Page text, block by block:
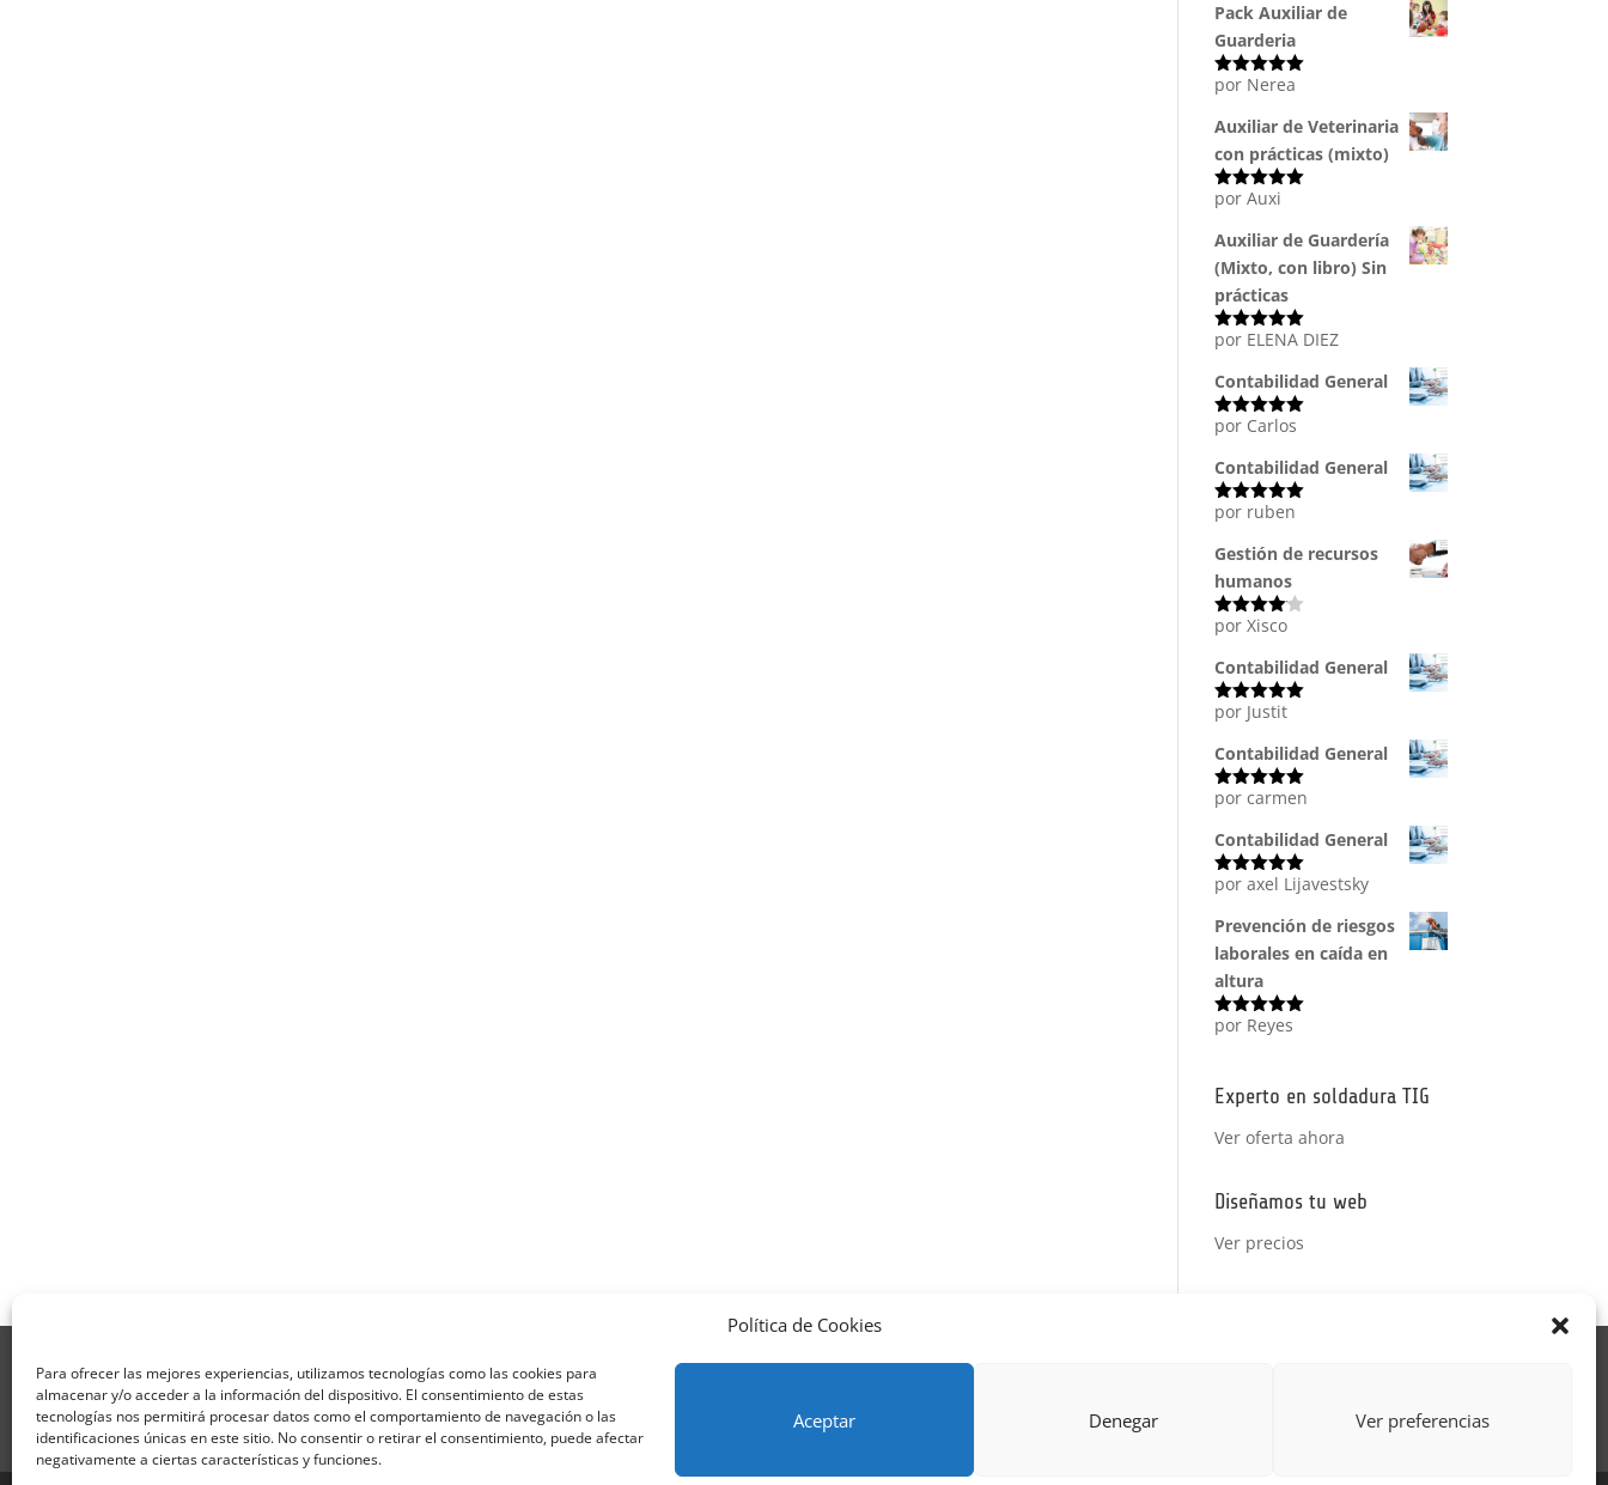
Política de Cookies
Para ofrecer las mejores experiencias, utilizamos tecnologías como las cookies para
almacenar y/o acceder a la información del dispositivo. El consentimiento de estas
tecnologías nos permitirá procesar datos como el comportamiento de navegación o las
identificaciones únicas en este sitio. No consentir o retirar el consentimiento, puede afectar
negativamente a ciertas características y funciones.
Aceptar Denegar Ver preferencias
Pack Auxiliar de
Guarderia
Valorado
por Nerea
Auxiliar de Veterinaria
con prácticas (mixto)
Valorado
por Auxi
Auxiliar de Guardería
(Mixto, con libro) Sin
prácticas
Valorado
por ELENA DIEZ
Contabilidad General
Valorado
por Carlos
Contabilidad General
Valorado
por ruben
Gestión de recursos
humanos
Valorado
5
por Xisco
Contabilidad General
Valorado
por Justit
Contabilidad General
Valorado
por carmen
Contabilidad General
Valorado
por axel Lijavestsky
Prevención de riesgos
laborales en caída en
altura
Valorado
por Reyes
Experto en soldadura TIG
Ver oferta ahora
Diseñamos tu web
Ver precios
Términos y condiciones – Contrato de matrícula
Política de Cookies
Formulario de Datos necesarios para alta
Métodos de pago SEQURA
Formulario de responsabilidad de APPCC
Plantilla formación bonificada Formación Obligatoria según Sector
Formulario uso de imagen
Encuesta
Contacto Centros colaboradores